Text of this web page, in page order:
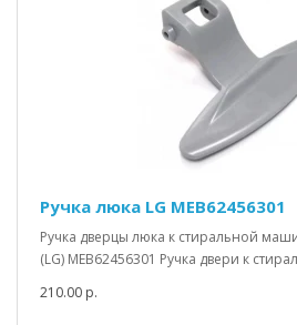
Ручка люка LG MEB62456301
Ручка дверцы люка к стиральной
(LG) MEB62456301 Ручка двери к
210.00 р.